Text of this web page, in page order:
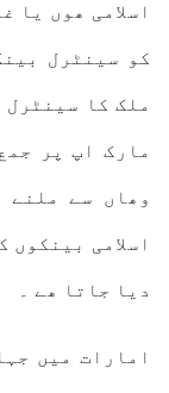
اسلامی ھوں یا
کو سینٹرل
ملک کا
وھاں سے ملنے
اسلامی
دیا جاتا ھے ۔
امارات میں